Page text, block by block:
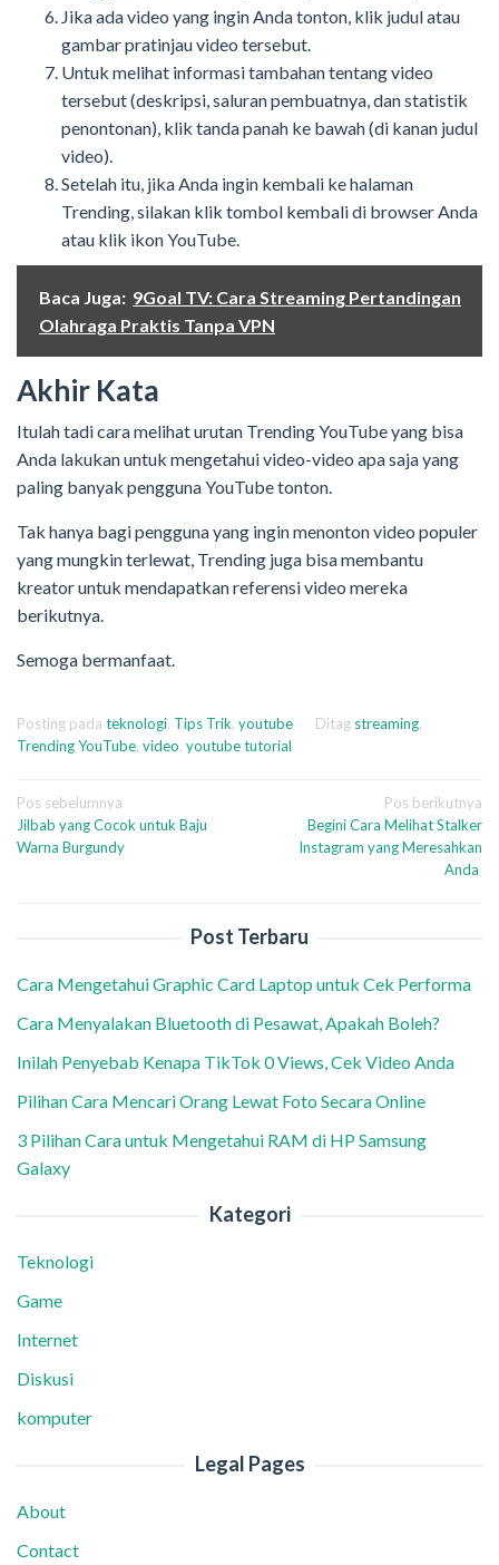
Jika ada video yang ingin Anda tonton, klik judul atau
gambar pratinjau video tersebut.
Untuk melihat informasi tambahan tentang video
tersebut (deskripsi, saluran pembuatnya, dan statistik
penontonan), klik tanda panah ke bawah (di kanan judul
video).
Setelah itu, jika Anda ingin kembali ke halaman
Trending, silakan klik tombol kembali di browser Anda
atau klik ikon YouTube.
Baca Juga: 9Goal TV: Cara Streaming Pertandingan
Olahraga Praktis Tanpa VPN
Akhir Kata
Itulah tadi cara melihat urutan Trending YouTube yang bisa
Anda lakukan untuk mengetahui video-video apa saja yang
paling banyak pengguna YouTube tonton.
Tak hanya bagi pengguna yang ingin menonton video populer
yang mungkin terlewat, Trending juga bisa membantu
kreator untuk mendapatkan referensi video mereka
berikutnya.
Semoga bermanfaat.
Posting pada teknologi, Tips Trik, youtube Ditag streaming,
Trending YouTube, video, youtube tutorial
Navigasi
pos
Pos sebelumnya
Jilbab yang Cocok untuk Baju
Warna Burgundy
Pos berikutnya
Begini Cara Melihat Stalker
Instagram yang Meresahkan
Anda
Post Terbaru
Cara Mengetahui Graphic Card Laptop untuk Cek Performa
Cara Menyalakan Bluetooth di Pesawat, Apakah Boleh?
Inilah Penyebab Kenapa TikTok 0 Views, Cek Video Anda
Pilihan Cara Mencari Orang Lewat Foto Secara Online
3 Pilihan Cara untuk Mengetahui RAM di HP Samsung
Galaxy
Kategori
Teknologi
Game
Internet
Diskusi
komputer
Legal Pages
About
Contact